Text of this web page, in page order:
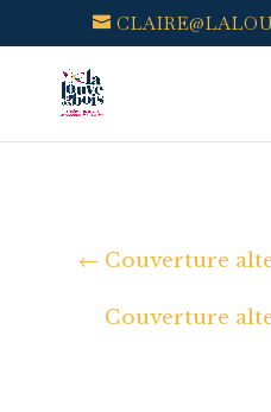
← Couverture
Couverture